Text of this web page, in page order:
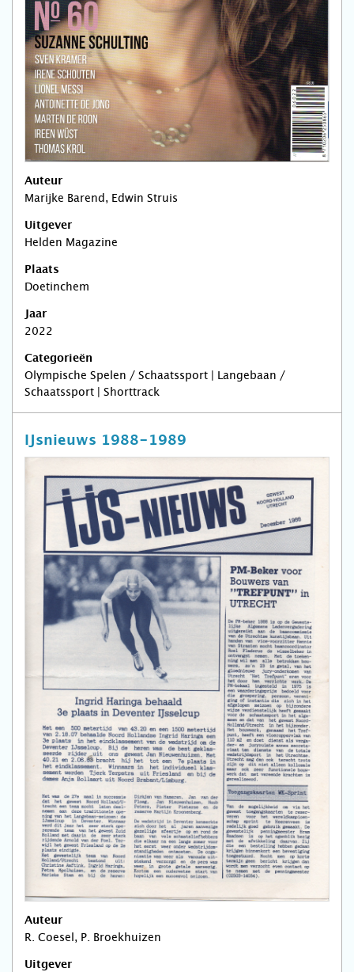
Auteur
Marijke Barend, Edwin Struis
Uitgever
Helden Magazine
Plaats
Doetinchem
Jaar
2022
Categorieën
Olympische Spelen / Schaatssport | Langebaan /
Schaatssport | Shorttrack
IJsnieuws 1988-1989
Auteur
R. Coesel, P. Broekhuizen
Uitgever